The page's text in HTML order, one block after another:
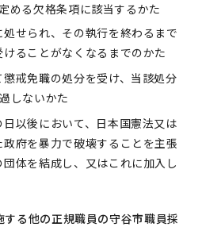
める欠格条項に該当するかた
せられ、その執行を終わるまで
ることがなくなるまでのかた
戒免職の処分を受け、当該処分
しないかた
以後において、日本国憲法又は
府を暴力で破壊することを主張
体を結成し、又はこれに加入し
る他の正規職員の守谷市職員採